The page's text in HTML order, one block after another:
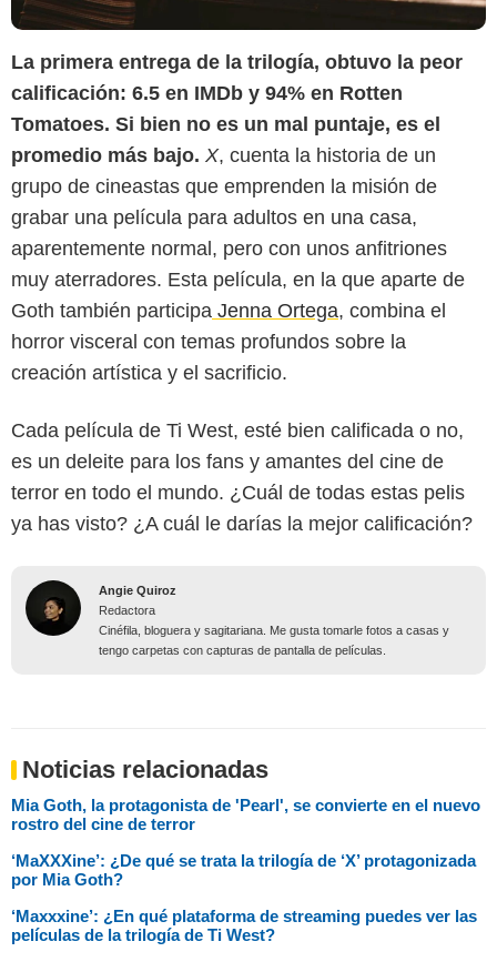
La primera entrega de la trilogía, obtuvo la peor
calificación: 6.5 en IMDb y 94% en Rotten
Tomatoes. Si bien no es un mal puntaje, es el
promedio más bajo. X, cuenta la historia de un
grupo de cineastas que emprenden la misión de
grabar una película para adultos en una casa,
aparentemente normal, pero con unos anfitriones
muy aterradores. Esta película, en la que aparte de
Goth también participa Jenna Ortega, combina el
horror visceral con temas profundos sobre la
creación artística y el sacrificio.
Cada película de Ti West, esté bien calificada o no,
es un deleite para los fans y amantes del cine de
terror en todo el mundo. ¿Cuál de todas estas pelis
ya has visto? ¿A cuál le darías la mejor calificación?
Angie Quiroz
Redactora
Cinéfila, bloguera y sagitariana. Me gusta tomarle fotos a casas y
tengo carpetas con capturas de pantalla de películas.
Noticias relacionadas
Mia Goth, la protagonista de 'Pearl', se convierte en el nuevo
rostro del cine de terror
‘MaXXXine’: ¿De qué se trata la trilogía de ‘X’ protagonizada
por Mia Goth?
‘Maxxxine’: ¿En qué plataforma de streaming puedes ver las
películas de la trilogía de Ti West?